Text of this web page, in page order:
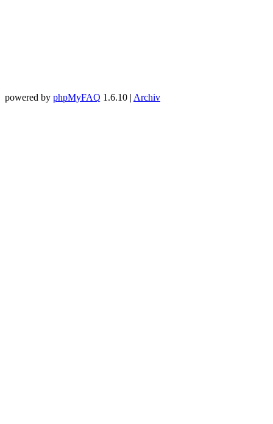
powered by phpMyFAQ 1.6.10 | Archiv